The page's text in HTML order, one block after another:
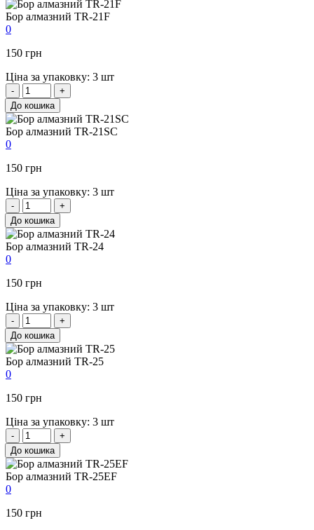
Бор алмазний TR-21F
0
150 грн
Ціна за упаковку: 3 шт
-
+
До кошика
Бор алмазний TR-21SC
0
150 грн
Ціна за упаковку: 3 шт
-
+
До кошика
Бор алмазний TR-24
0
150 грн
Ціна за упаковку: 3 шт
-
+
До кошика
Бор алмазний TR-25
0
150 грн
Ціна за упаковку: 3 шт
-
+
До кошика
Бор алмазний TR-25EF
0
150 грн